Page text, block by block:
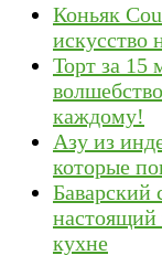
Коньяк
искусство
Торт за 15
каждому!
Азу из
которые
Баварский
настоящий
кухне